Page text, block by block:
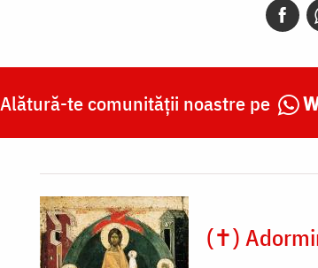
Alătură-te comunității noastre pe
(✝)